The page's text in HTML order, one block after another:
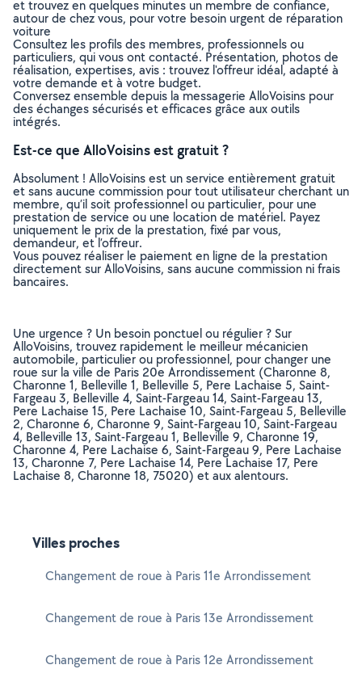
et trouvez en quelques minutes un membre de confiance,
autour de chez vous, pour votre besoin urgent de réparation
voiture
Consultez les profils des membres, professionnels ou
particuliers, qui vous ont contacté. Présentation, photos de
réalisation, expertises, avis : trouvez l'offreur idéal, adapté à
votre demande et à votre budget.
Conversez ensemble depuis la messagerie AlloVoisins pour
des échanges sécurisés et efficaces grâce aux outils
intégrés.
Est-ce que AlloVoisins est gratuit ?
Absolument ! AlloVoisins est un service entièrement gratuit
et sans aucune commission pour tout utilisateur cherchant un
membre, qu’il soit professionnel ou particulier, pour une
prestation de service ou une location de matériel. Payez
uniquement le prix de la prestation, fixé par vous,
demandeur, et l’offreur.
Vous pouvez réaliser le paiement en ligne de la prestation
directement sur AlloVoisins, sans aucune commission ni frais
bancaires.
Une urgence ? Un besoin ponctuel ou régulier ? Sur
AlloVoisins, trouvez rapidement le meilleur mécanicien
automobile, particulier ou professionnel, pour changer une
roue sur la ville de Paris 20e Arrondissement (Charonne 8,
Charonne 1, Belleville 1, Belleville 5, Pere Lachaise 5, Saint-
Fargeau 3, Belleville 4, Saint-Fargeau 14, Saint-Fargeau 13,
Pere Lachaise 15, Pere Lachaise 10, Saint-Fargeau 5, Belleville
2, Charonne 6, Charonne 9, Saint-Fargeau 10, Saint-Fargeau
4, Belleville 13, Saint-Fargeau 1, Belleville 9, Charonne 19,
Charonne 4, Pere Lachaise 6, Saint-Fargeau 9, Pere Lachaise
13, Charonne 7, Pere Lachaise 14, Pere Lachaise 17, Pere
Lachaise 8, Charonne 18, 75020) et aux alentours.
Villes proches
Changement de roue à Paris 11e Arrondissement
Changement de roue à Paris 13e Arrondissement
Changement de roue à Paris 12e Arrondissement